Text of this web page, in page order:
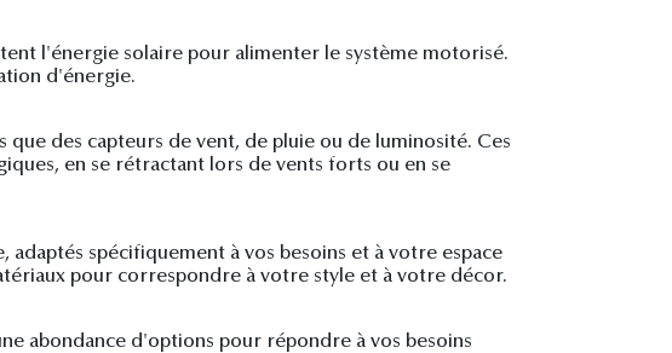
l'énergie solaire pour alimenter le système motorisé.
d'énergie.
des capteurs de vent, de pluie ou de luminosité. Ces
en se rétractant lors de vents forts ou en se
spécifiquement à vos besoins et à votre espace
pour correspondre à votre style et à votre décor.
abondance d'options pour répondre à vos besoins